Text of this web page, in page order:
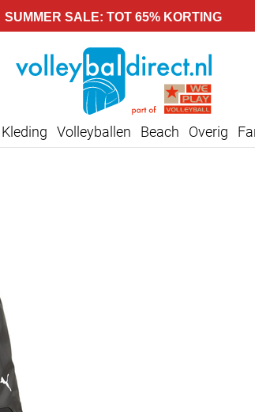
SUMMER SALE: TOT 65% KORTING
Kleding Volleyballen Beach Overig